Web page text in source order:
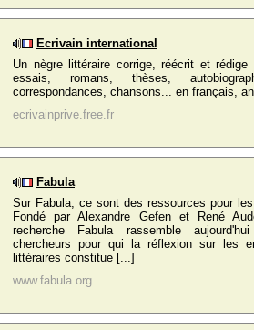
Ecrivain international
Un nègre littéraire corrige, réécrit et
essais, romans, thèses,
correspondances, chansons... en français,
ecrivainprive.free.fr
Fabula
Sur Fabula, ce sont des ressources pour
Fondé par Alexandre Gefen et René
recherche Fabula rassemble
chercheurs pour qui la réflexion sur les
littéraires constitue [...]
www.fabula.org